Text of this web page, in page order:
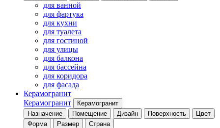
для ванной
для фартука
для кухни
для туалета
для гостиной
для улицы
для балкона
для бассейна
для коридора
для фасада
Керамогранит
Керамогранит
Керамогранит
Назначение
Помещение Дизайн Поверхность
Цвет
Форма
Размер Страна